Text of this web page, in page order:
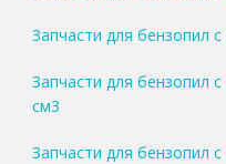
Запчасти для бензопил
Запчасти для бензопил
см3
Запчасти для бензопил